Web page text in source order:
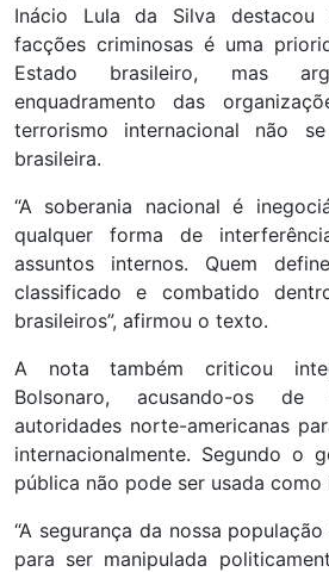
Inácio Lula da Silva
facções criminosas é uma
Estado brasileiro, mas
enquadramento das
terrorismo internacional não
brasileira.
“A soberania nacional é
qualquer forma de
assuntos internos. Quem
classificado e combatido
brasileiros”, afirmou o texto.
A nota também criticou
Bolsonaro, acusando-os
autoridades norte-americanas
internacionalmente. Segundo o
pública não pode ser usada
“A segurança da nossa
para ser manipulada